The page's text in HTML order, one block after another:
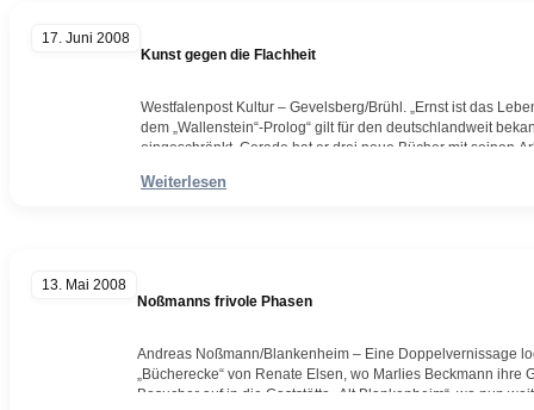
17. Juni 2008
Kunst gegen die Flachheit
Westfalenpost Kultur – Gevelsberg/Brühl. „Ernst ist das
dem „Wallenstein“-Prolog“ gilt für den deutschlandweit
eingeschränkt. Gerade hat er drei neue Bücher mit seinen
Motive…
Weiterlesen
13. Mai 2008
Noßmanns frivole Phasen
Andreas Noßmann/Blankenheim – Eine Doppelvernissage
„Bücherecke“ von Renate Elsen, wo Marlies Beckmann
Besucher auf in die Gaststätte „Alt Blankenheim“, wo nun